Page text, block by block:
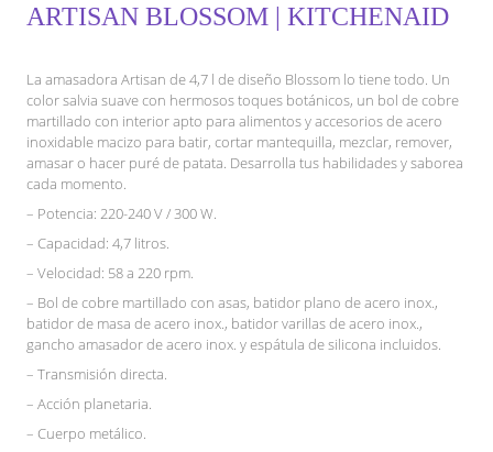
ARTISAN BLOSSOM | KITCHENAID
La amasadora Artisan de 4,7 l de diseño Blossom lo tiene todo. Un
color salvia suave con hermosos toques botánicos, un bol de cobre
martillado con interior apto para alimentos y accesorios de acero
inoxidable macizo para batir, cortar mantequilla, mezclar, remover,
amasar o hacer puré de patata. Desarrolla tus habilidades y saborea
cada momento.
– Potencia: 220-240 V / 300 W.
– Capacidad: 4,7 litros.
– Velocidad: 58 a 220 rpm.
– Bol de cobre martillado con asas, batidor plano de acero inox.,
batidor de masa de acero inox., batidor varillas de acero inox.,
gancho amasador de acero inox. y espátula de silicona incluidos.
– Transmisión directa.
– Acción planetaria.
– Cuerpo metálico.